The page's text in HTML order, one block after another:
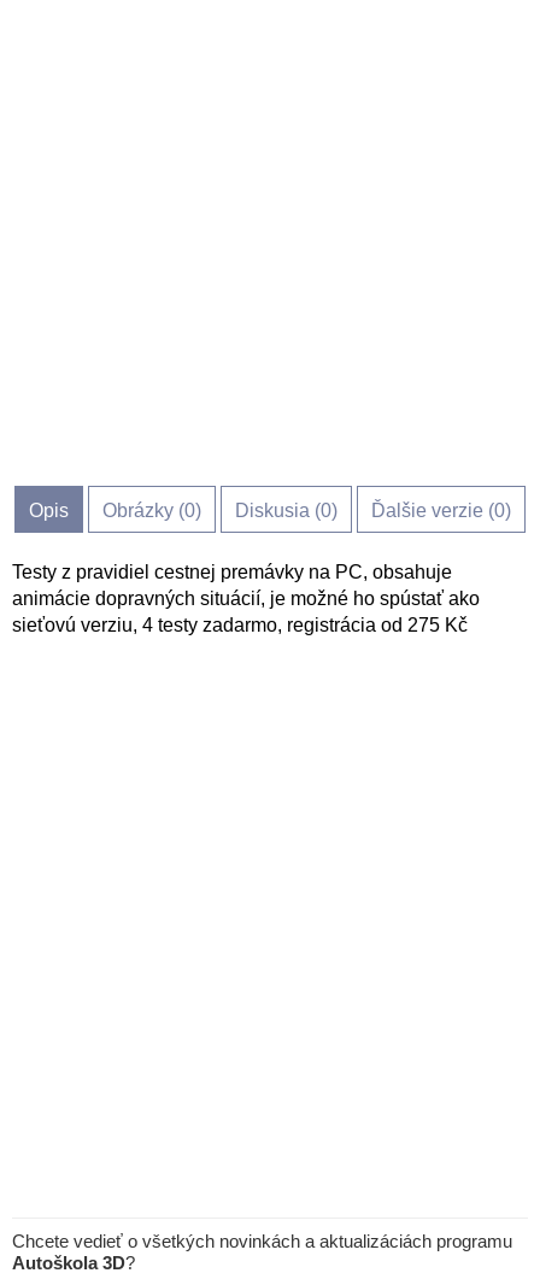
Opis Obrázky (0) Diskusia (0) Ďalšie verzie (0)
Testy z pravidiel cestnej premávky na PC, obsahuje
animácie dopravných situácií, je možné ho spústať ako
sieťovú verziu, 4 testy zadarmo, registrácia od 275 Kč
Chcete vedieť o všetkých novinkách a aktualizáciách programu
Autoškola 3D?